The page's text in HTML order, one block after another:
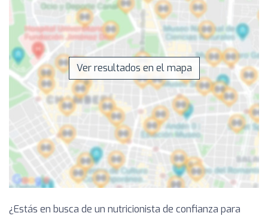
Ver resultados en el mapa
¿Estás en busca de un nutricionista de confianza para